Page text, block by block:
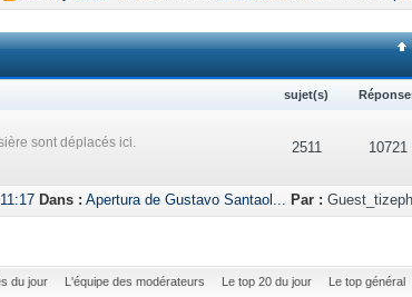
sujet(s)
sont déplacés ici. 2511 10721
Dans : Apertura de Gustavo Santaol... Par :
du jour L'équipe des modérateurs Le top 20 du jour Le top général